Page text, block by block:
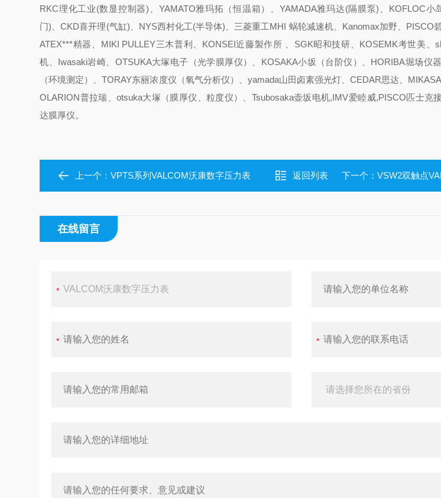
RKC理化工业(数显控制器)、YAMATO雅玛拓（恒温箱）、YAMADA雅玛达(隔膜泵)、KOFLOC小
门)、CKD喜开理(气缸)、NYS西村化工(半导体)、三菱重工MHI 蜗轮减速机、Kanomax加野、PISCO
ATEX***精器、MIKI PULLEY三木普利、KONSEI近藤製作所 、SGK昭和技研、KOSEMK考世美、
机、Iwasaki岩崎、OTSUKA大塚电子（光学膜厚仪）、KOSAKA小坂（台阶仪）、HORIBA堀场仪
（环境测定）、TORAY东丽浓度仪（氧气分析仪）、yamada山田卤素强光灯、CEDAR思达、
OLARION普拉瑞、otsuka大塚（膜厚仪、粒度仪）、Tsubosaka壶坂电机,IMV爱睦威,PISCO匹士克
达膜厚仪。
上一个：VPTS系列VALCOM沃康数字压力表 返回列表 下一个： VSW2双触点
在线留言